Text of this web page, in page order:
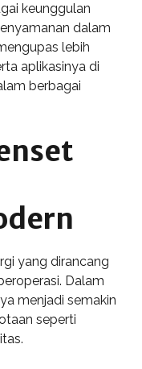
keunggulan
dalam
lebih
aplikasinya di
berbagai
yang dirancang
Dalam
menjadi semakin
seperti